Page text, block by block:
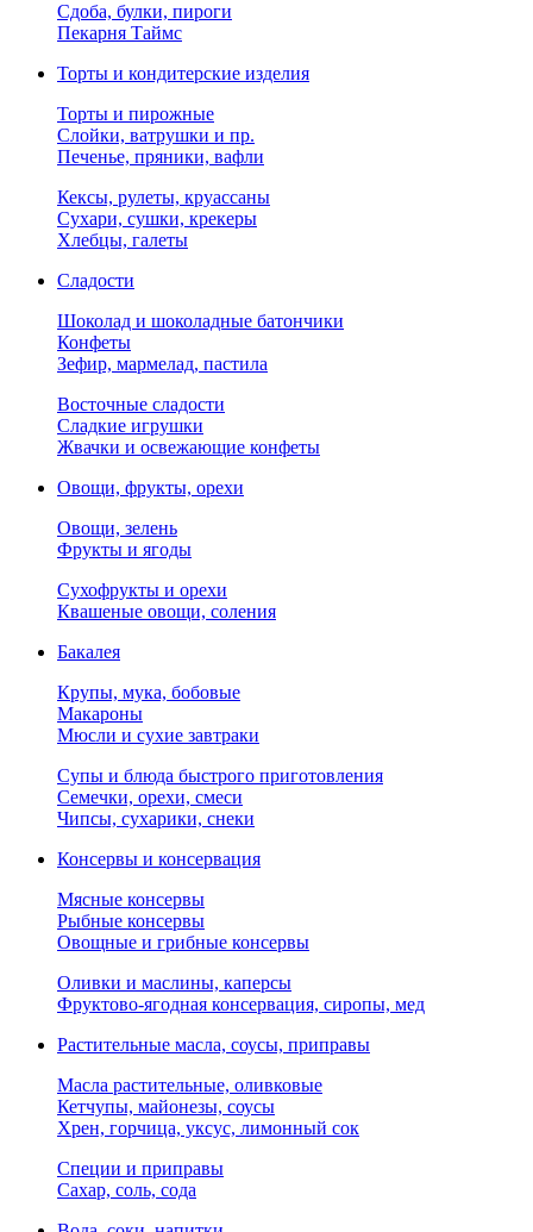
Сдоба, булки, пироги
Пекарня Таймс
Торты и кондитерские изделия
Торты и пирожные
Слойки, ватрушки и пр.
Печенье, пряники, вафли
Кексы, рулеты, круассаны
Сухари, сушки, крекеры
Хлебцы, галеты
Сладости
Шоколад и шоколадные батончики
Конфеты
Зефир, мармелад, пастила
Восточные сладости
Сладкие игрушки
Жвачки и освежающие конфеты
Овощи, фрукты, орехи
Овощи, зелень
Фрукты и ягоды
Сухофрукты и орехи
Квашеные овощи, соления
Бакалея
Крупы, мука, бобовые
Макароны
Мюсли и сухие завтраки
Супы и блюда быстрого приготовления
Семечки, орехи, смеси
Чипсы, сухарики, снеки
Консервы и консервация
Мясные консервы
Рыбные консервы
Овощные и грибные консервы
Оливки и маслины, каперсы
Фруктово-ягодная консервация, сиропы, мед
Растительные масла, соусы, приправы
Масла растительные, оливковые
Кетчупы, майонезы, соусы
Хрен, горчица, уксус, лимонный сок
Специи и приправы
Сахар, соль, сода